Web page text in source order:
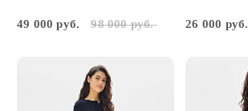
49 000 руб. 98 000 руб. 26 000 руб.